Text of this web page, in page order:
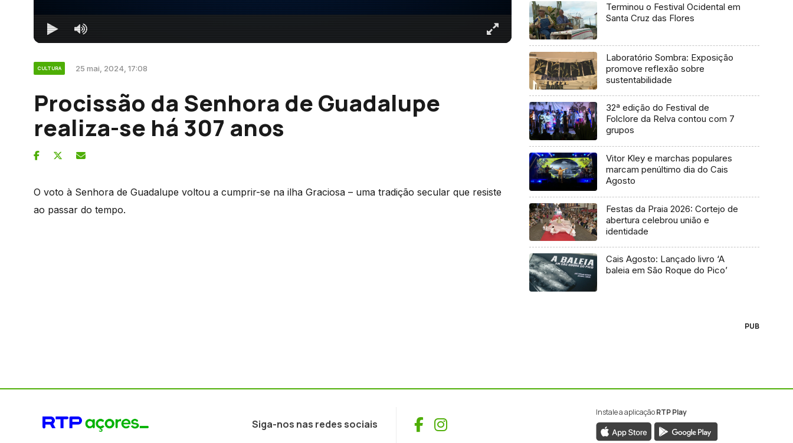
CULTURA 25 mai, 2024, 17:08
Procissão da Senhora de Guadalupe
realiza-se há 307 anos
O voto à Senhora de Guadalupe voltou a cumprir-se na ilha Graciosa – uma tradição secular que resiste
ao passar do tempo.
Terminou o Festival Ocidental em
Santa Cruz das Flores
Laboratório Sombra: Exposição
promove reflexão sobre
sustentabilidade
32ª edição do Festival de
Folclore da Relva contou com 7
grupos
Vitor Kley e marchas populares
marcam penúltimo dia do Cais
Agosto
Festas da Praia 2026: Cortejo de
abertura celebrou união e
identidade
Cais Agosto: Lançado livro ‘A
baleia em São Roque do Pico’
PUB
Siga-nos nas redes sociais Facebook
Instagram
Instale a aplicaçãoRTP Play